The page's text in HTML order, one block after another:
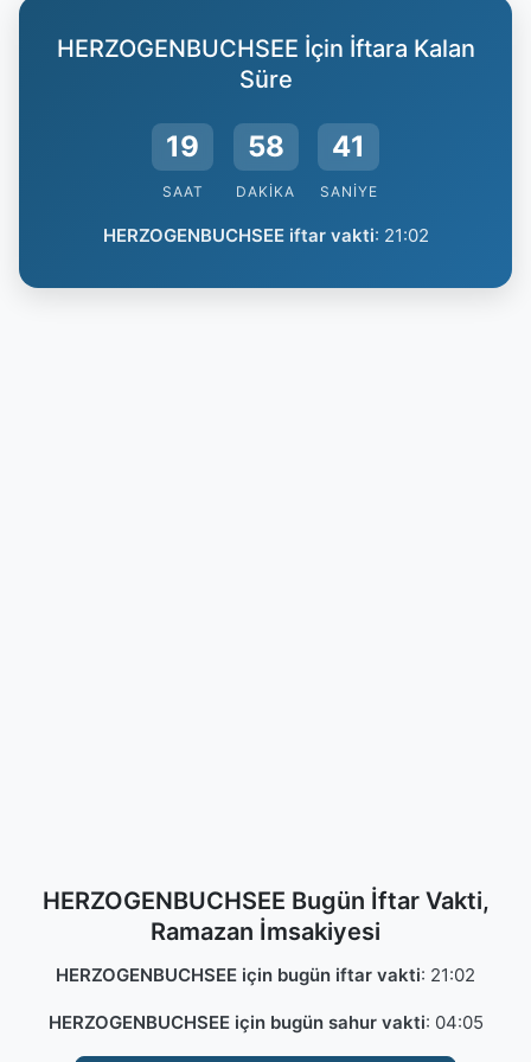
HERZOGENBUCHSEE İçin İftara Kalan
Süre
19
SAAT
58
DAKIKA
40
SANIYE
HERZOGENBUCHSEE iftar vakti: 21:02
HERZOGENBUCHSEE Bugün İftar Vakti,
Ramazan İmsakiyesi
HERZOGENBUCHSEE için bugün iftar vakti: 21:02
HERZOGENBUCHSEE için bugün sahur vakti: 04:05